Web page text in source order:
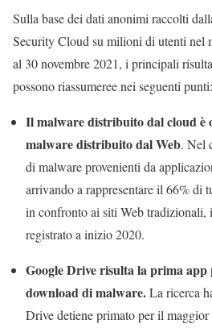
Sulla base dei dati anonimi raccolti
Security Cloud su milioni di utenti nel
al 30 novembre 2021, i principali
possono riassumeree nei seguenti punti:
Il malware distribuito dal cloud è
malware distribuito dal Web. Nel
di malware provenienti da
arrivando a rappresentare il 66% di
in confronto ai siti Web tradizionali,
registrato a inizio 2020.
Google Drive risulta la prima
download di malware.La ricerca
Drive detiene primato per il